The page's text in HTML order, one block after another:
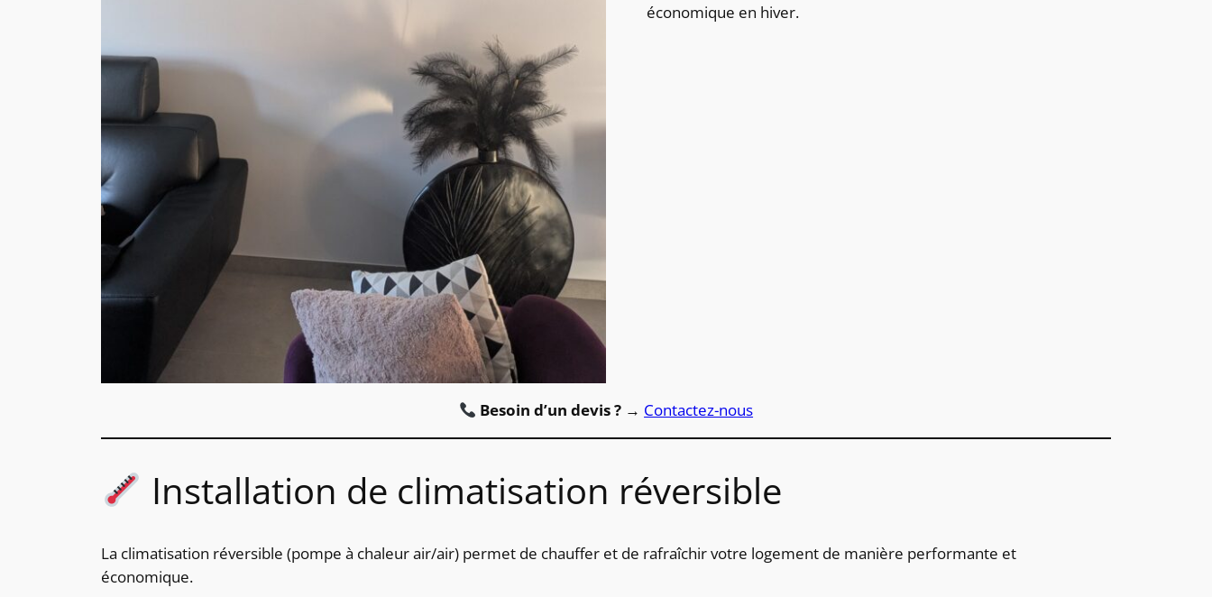
économique en hiver.
Besoin d’un devis ? → Contactez-nous
Installation de climatisation réversible
La climatisation réversible (pompe à chaleur air/air) permet de chauffer et de rafraîchir votre logement de manière performante et
économique.